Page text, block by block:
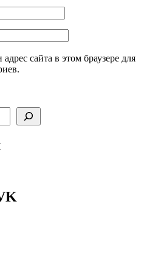
сайта в этом браузере для